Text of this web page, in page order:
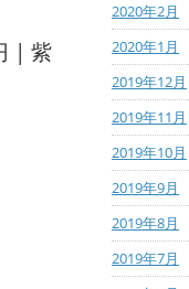
2020年2月
2020年1月
2019年12月
2019年11月
2019年10月
2019年9月
2019年8月
2019年7月